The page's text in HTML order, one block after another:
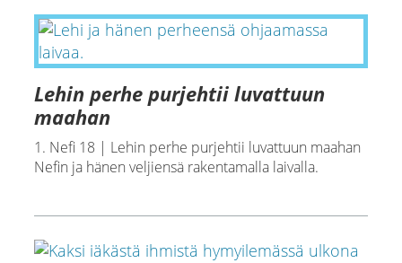
Lehin perhe purjehtii luvattuun
maahan
1. Nefi 18 | Lehin perhe purjehtii luvattuun maahan
Nefin ja hänen veljiensä rakentamalla laivalla.